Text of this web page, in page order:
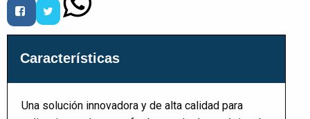
Características
Una solución innovadora y de alta calidad para